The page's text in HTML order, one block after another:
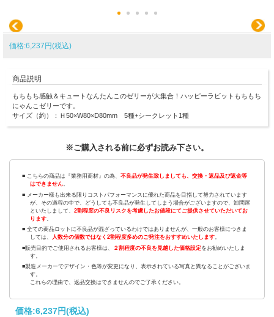
価格:6,237円(税込)
商品説明
もちもち感触＆キュートなんたんこのゼリーが大集合！ハッピーラビットもちもち
にゃんこゼリーです。
サイズ（約）：Ｈ50×W80×D80mm 5種+シークレット1種
※ご購入される前に必ずお読み下さい。
■ こちらの商品は『業務用商材』の為、 不良品が発生致しましても、交換・返品及び返金等
はできません。
■ メーカー様も出来る限りコストパフォーマンスに優れた商品を目指して努力されています
が、その過程の中で、どうしても不良品が発生してしまう場合がございますので、卸問屋
といたしまして、2割程度の不良リスクを考慮したお値段にてご提供させていただいてお
ります
■ 全ての商品ロットに不良品が混ざっているわけではありませんが、一般のお客様につきま
しては、 人数分の個数ではなく2割程度多めのご発注をおすすめいたします。
■販売目的でご使用されるお客様は、
２割程度の不良を見越した価格設定をお勧めいたしま
す。
■製造メーカーでデザイン・色等が変更になり、表示されている写真と異なることがございま
す。
これらの理由で、返品交換はできませんのでご了承ください。
価格:6,237円(税込)